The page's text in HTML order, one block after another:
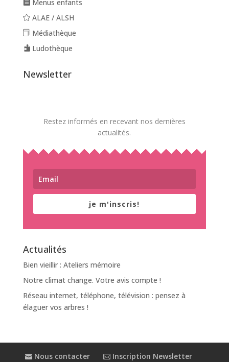
Menus enfants
ALAE / ALSH
Médiathèque
Ludothèque
Newsletter
Restez informés en recevant nos dernières
actualités.
je m'inscris!
Actualités
Bien vieillir : Ateliers mémoire
Notre climat change. Votre avis compte !
Réseau internet, téléphone, télévision : pensez à
élaguer vos arbres !
Nous contacter Inscription Newsletter